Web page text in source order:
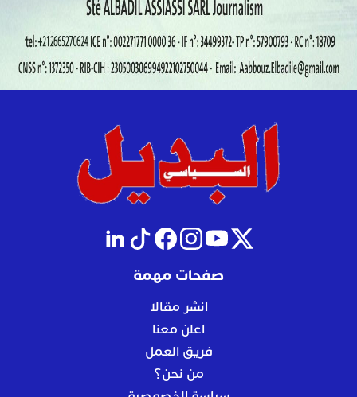
صفحات مهمة
انشر مقالا
اعلن معنا
فريق العمل
من نحن؟